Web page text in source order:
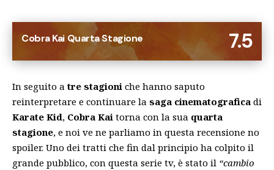
7.5
Cobra Kai Quarta Stagione
In seguito a tre stagioni che hanno saputo
reinterpretare e continuare la saga cinematografica di
Karate Kid, Cobra Kai torna con la sua quarta
stagione, e noi ve ne parliamo in questa recensione no
spoiler. Uno dei tratti che fin dal principio ha colpito il
grande pubblico, con questa serie tv, è stato il “cambio